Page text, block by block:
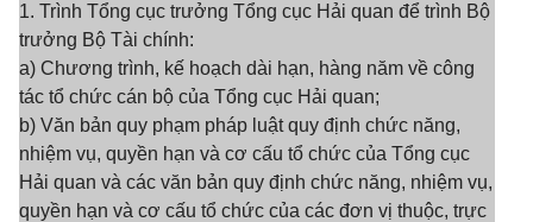
1. Trình Tổng cục trưởng Tổng cục Hải quan để trình Bộ
trưởng Bộ Tài chính:
a) Chương trình, kế hoạch dài hạn, hàng năm về công
tác tổ chức cán bộ của Tổng cục Hải quan;
b) Văn bản quy phạm pháp luật quy định chức năng,
nhiệm vụ, quyền hạn và cơ cấu tổ chức của Tổng cục
Hải quan và các văn bản quy định chức năng, nhiệm vụ,
quyền hạn và cơ cấu tổ chức của các đơn vị thuộc, trực